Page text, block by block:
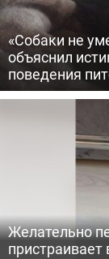
«Собаки не
объяснил
поведения
Желательно